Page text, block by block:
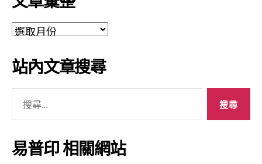
文
彙
整
站內文章搜尋
關
鍵
字:
易普印 相關網站